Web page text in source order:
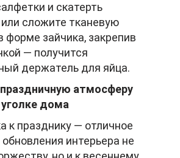
и скатерть
сложите тканевую
форме зайчика, закрепив
— получится
держатель для яйца.
атмосферу
дома
к празднику — отличное
интерьера не